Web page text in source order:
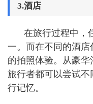
3.酒店
在旅行过程中，
一。而在不同的酒店
的拍照体验。从豪华
旅行者都可以尝试
行记忆。